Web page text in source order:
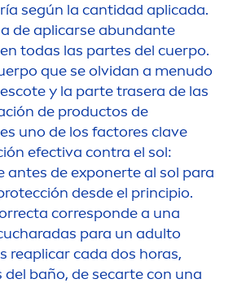
según la cantidad aplicada.
de aplicarse abundante
todas las partes del cuerpo.
que se olvidan a menudo
y la parte trasera de las
de productos de
uno de los factores clave
efectiva contra el sol:
antes de exponerte al sol para
desde el principio.
corresponde a una
para un adulto
reaplicar cada dos horas,
del baño, de secarte con una